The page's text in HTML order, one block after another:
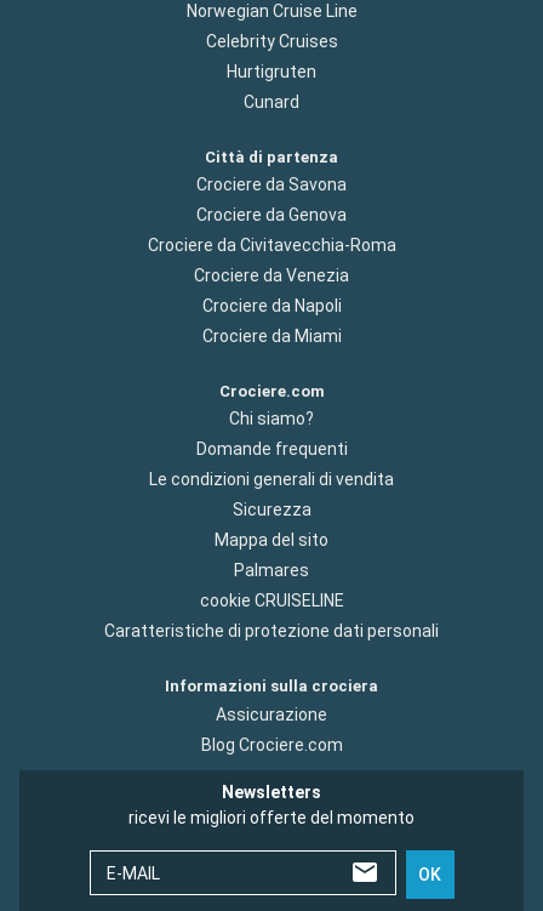
Norwegian Cruise Line
Celebrity Cruises
Hurtigruten
Cunard
Città di partenza
Crociere da Savona
Crociere da Genova
Crociere da Civitavecchia-Roma
Crociere da Venezia
Crociere da Napoli
Crociere da Miami
Crociere.com
Chi siamo?
Domande frequenti
Le condizioni generali di vendita
Sicurezza
Mappa del sito
Palmares
cookie CRUISELINE
Caratteristiche di protezione dati personali
Informazioni sulla crociera
Assicurazione
Blog Crociere.com
Newsletters
ricevi le migliori offerte del momento
E-MAIL OK